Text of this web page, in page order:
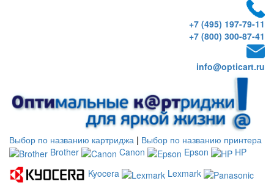
+7 (495) 197-79-11
+7 (800) 300-87-41
info@opticart.ru
Выбор по названию картриджа | Выбор по названию принтера
Brother
Canon Epson
HP
Kyocera
Lexmark